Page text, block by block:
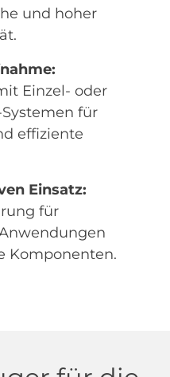
und hoher
Einzel- oder
für
effiziente
Einsatz:
für
Komponenten.